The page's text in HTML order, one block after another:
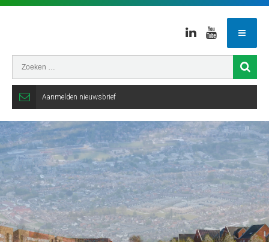
LinkedinYoutube
Aanmelden nieuwsbrief
Gemeente
Veenendaal